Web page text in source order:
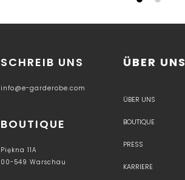
SCHREIB UNS
info@e-garderobe.com
BOUTIQUE
Piękna 11A
00-549 Warschau
ÜBER UNS
ÜBER UNS
BOUTIQUE
PRESS
KARRIERE